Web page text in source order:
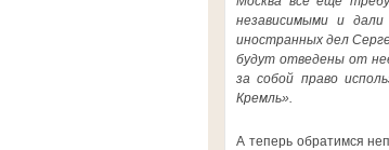
независимыми и
иностранных дел
будут отведены от
за собой право
Кремль».
А теперь обратимся